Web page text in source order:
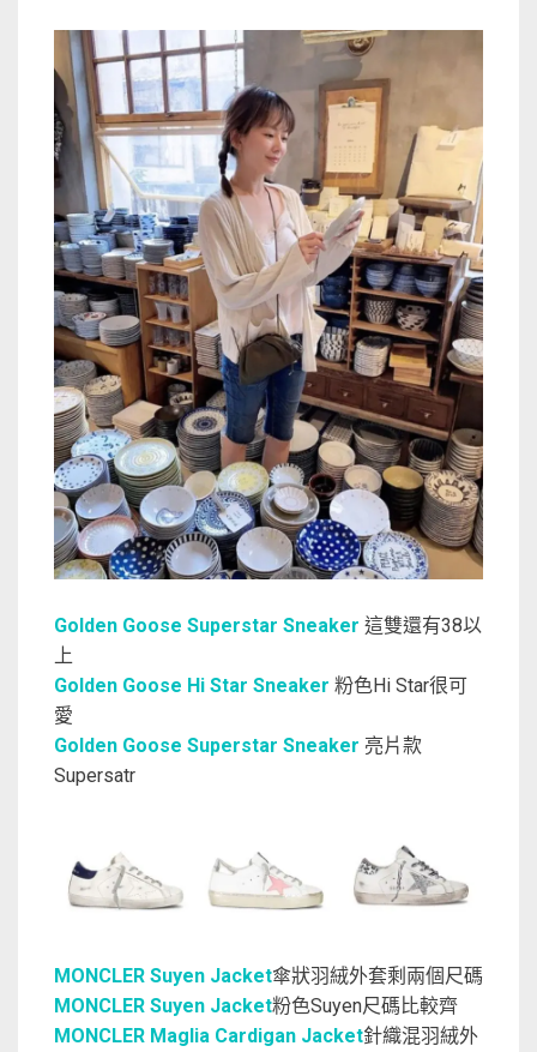
Golden Goose Superstar Sneaker 這雙還有38以
上
Golden Goose Hi Star Sneaker 粉色Hi Star很可
愛
Golden Goose Superstar Sneaker 亮片款
Supersatr
MONCLER Suyen Jacket傘狀羽絨外套剩兩個尺碼
MONCLER Suyen Jacket粉色Suyen尺碼比較齊
MONCLER Maglia Cardigan Jacket針織混羽絨外